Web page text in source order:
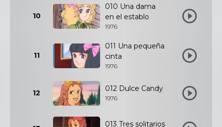
10
010 Una dama
en el establo
1976
11
011 Una pequeña
cinta
1976
12 012 Dulce Candy
1976
013 Tres solitarios